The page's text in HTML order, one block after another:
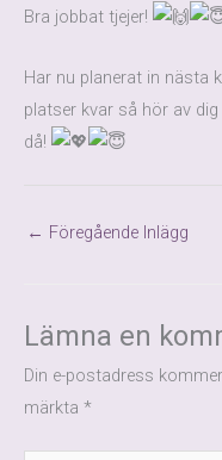
Bra jobbat tjejer!
Har nu planerat in nästa
platser kvar så hör av
då!
← Föregående Inlägg
Lämna en
Din e-postadress
märkta *